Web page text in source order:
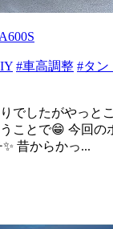
#車高調整 #タン
でしたがやっと
ことで😁 今回の
✨ 昔からかっ...